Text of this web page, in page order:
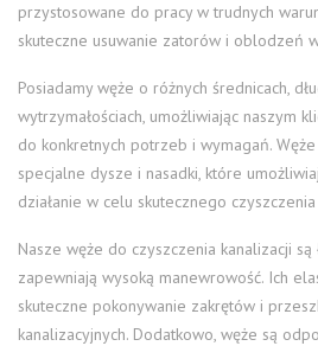
przystosowane do pracy w trudnych
skuteczne usuwanie zatorów i oblodzeń
Posiadamy węże o różnych średnicach,
wytrzymałościach, umożliwiając naszym
do konkretnych potrzeb i wymagań.
specjalne dysze i nasadki, które
działanie w celu skutecznego
Nasze węże do czyszczenia kanalizacji są
zapewniają wysoką manewrowość. Ich
skuteczne pokonywanie zakrętów i
kanalizacyjnych. Dodatkowo, węże są